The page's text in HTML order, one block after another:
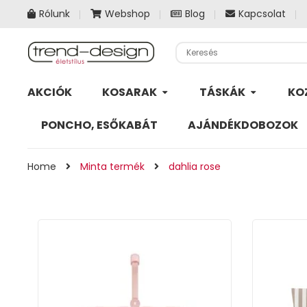
Rólunk Webshop Blog Kapcsolat
AKCIÓK KOSARAK TÁSKÁK
PONCHO, ESŐKABÁT AJÁNDÉKDOBOZOK
Home Minta termék dahlia rose